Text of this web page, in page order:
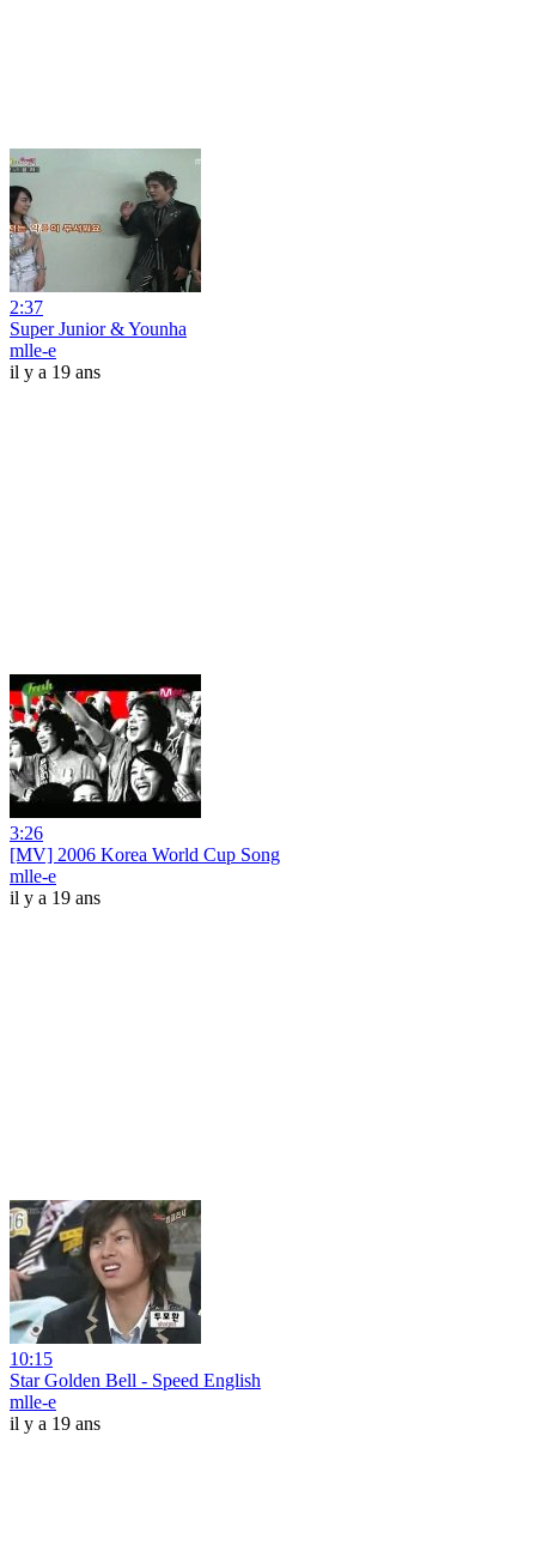
2:37
Super Junior & Younha
mlle-e
il y a 19 ans
3:26
[MV] 2006 Korea World Cup Song
mlle-e
il y a 19 ans
10:15
Star Golden Bell - Speed English
mlle-e
il y a 19 ans